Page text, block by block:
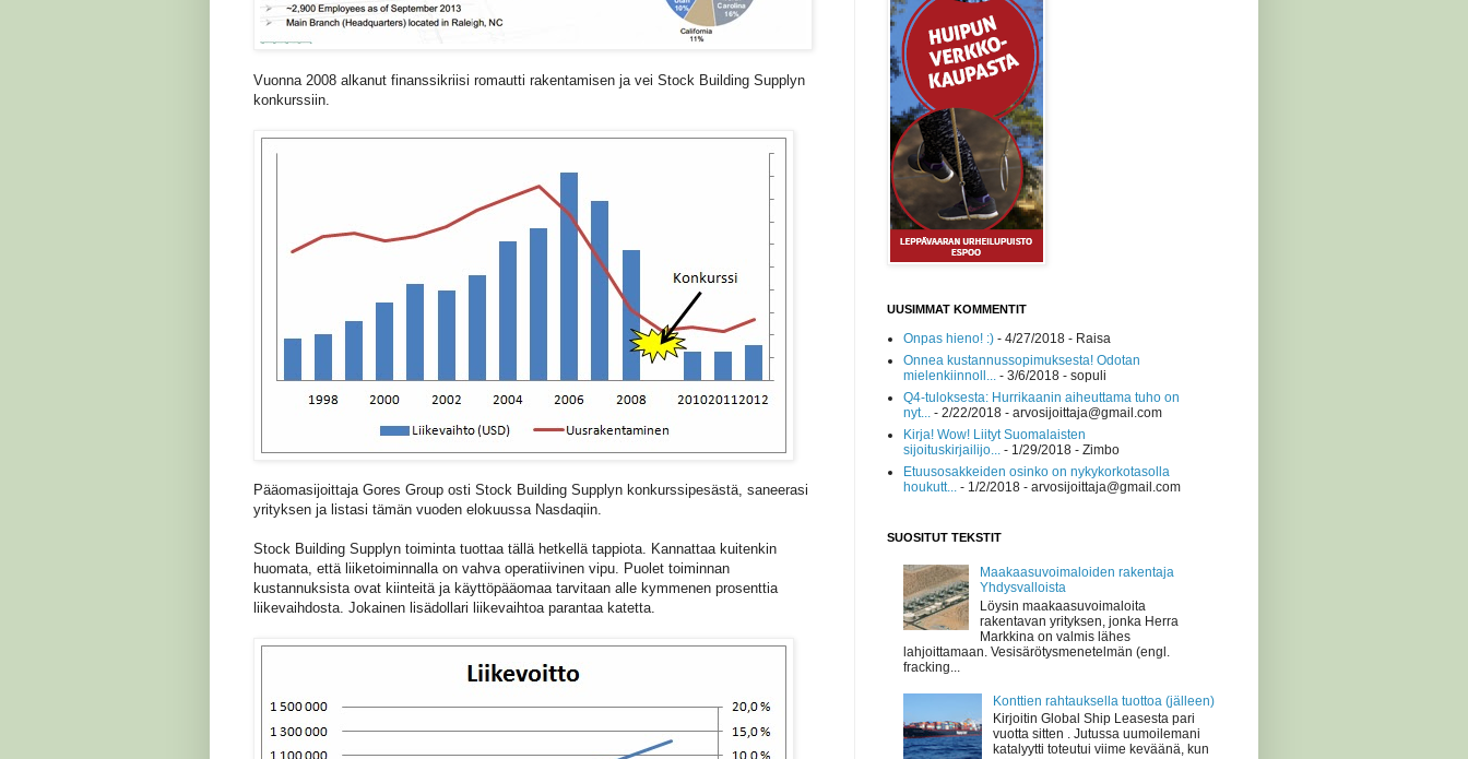
Vuonna 2008 alkanut finanssikriisi romautti rakentamisen ja vei Stock Building Supplyn
konkurssiin.
Pääomasijoittaja Gores Group osti Stock Building Supplyn konkurssipesästä, saneerasi
yrityksen ja listasi tämän vuoden elokuussa Nasdaqiin.
Stock Building Supplyn toiminta tuottaa tällä hetkellä tappiota. Kannattaa kuitenkin
huomata, että liiketoiminnalla on vahva operatiivinen vipu. Puolet toiminnan
kustannuksista ovat kiinteitä ja käyttöpääomaa tarvitaan alle kymmenen prosenttia
liikevaihdosta. Jokainen lisädollari liikevaihtoa parantaa katetta.
UUSIMMAT KOMMENTIT
Onpas hieno! :) - 4/27/2018 - Raisa
Onnea kustannussopimuksesta! Odotan
mielenkiinnoll... - 3/6/2018 - sopuli
Q4-tuloksesta: Hurrikaanin aiheuttama tuho on
nyt... - 2/22/2018 - arvosijoittaja@gmail.com
Kirja! Wow! Liityt Suomalaisten
sijoituskirjailijo... - 1/29/2018 - Zimbo
Etuusosakkeiden osinko on nykykorkotasolla
houkutt... - 1/2/2018 - arvosijoittaja@gmail.com
SUOSITUT TEKSTIT
Maakaasuvoimaloiden rakentaja
Yhdysvalloista
Löysin maakaasuvoimaloita
rakentavan yrityksen, jonka Herra
Markkina on valmis lähes
lahjoittamaan. Vesisärötysmenetelmän (engl.
fracking...
Konttien rahtauksella tuottoa (jälleen)
Kirjoitin Global Ship Leasesta pari
vuotta sitten . Jutussa uumoilemani
katalyytti toteutui viime keväänä, kun